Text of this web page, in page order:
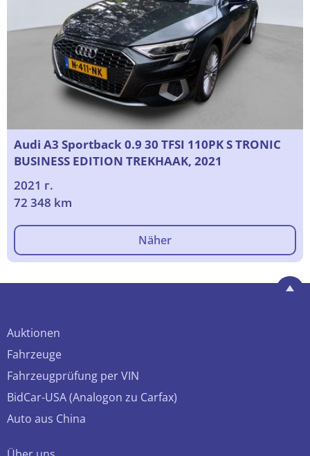
Audi A3 Sportback 0.9 30 TFSI 110PK S TRONIC
BUSINESS EDITION TREKHAAK, 2021
2021 г.
72 348 km
Näher
Auktionen
Fahrzeuge
Fahrzeugprüfung per VIN
BidCar-USA (Analogon zu Carfax)
Auto aus China